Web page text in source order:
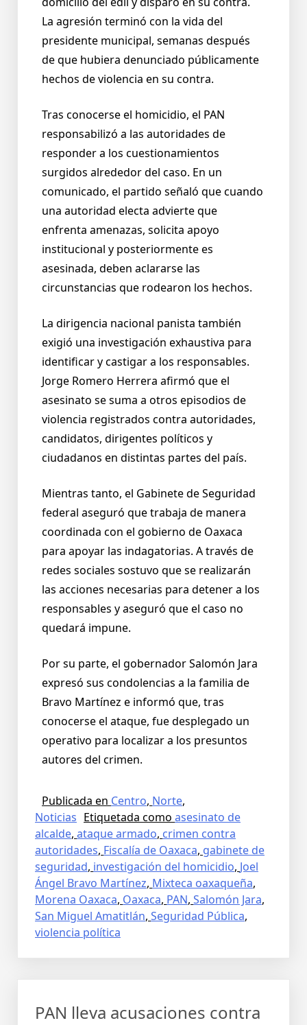
La agresión terminó con la vida del
presidente municipal, semanas después
de que hubiera denunciado públicamente
hechos de violencia en su contra.
Tras conocerse el homicidio, el PAN
responsabilizó a las autoridades de
responder a los cuestionamientos
surgidos alrededor del caso. En un
comunicado, el partido señaló que cuando
una autoridad electa advierte que
enfrenta amenazas, solicita apoyo
institucional y posteriormente es
asesinada, deben aclararse las
circunstancias que rodearon los hechos.
La dirigencia nacional panista también
exigió una investigación exhaustiva para
identificar y castigar a los responsables.
Jorge Romero Herrera afirmó que el
asesinato se suma a otros episodios de
violencia registrados contra autoridades,
candidatos, dirigentes políticos y
ciudadanos en distintas partes del país.
Mientras tanto, el Gabinete de Seguridad
federal aseguró que trabaja de manera
coordinada con el gobierno de Oaxaca
para apoyar las indagatorias. A través de
redes sociales sostuvo que se realizarán
las acciones necesarias para detener a los
responsables y aseguró que el caso no
quedará impune.
Por su parte, el gobernador Salomón Jara
expresó sus condolencias a la familia de
Bravo Martínez e informó que, tras
conocerse el ataque, fue desplegado un
operativo para localizar a los presuntos
autores del crimen.
Publicada en Centro, Norte,
Noticias Etiquetada como asesinato de
alcalde, ataque armado, crimen contra
autoridades, Fiscalía de Oaxaca, gabinete de
seguridad, investigación del homicidio, Joel
Ángel Bravo Martínez, Mixteca oaxaqueña,
Morena Oaxaca, Oaxaca, PAN, Salomón Jara,
San Miguel Amatitlán, Seguridad Pública,
violencia política
PAN lleva acusaciones contra